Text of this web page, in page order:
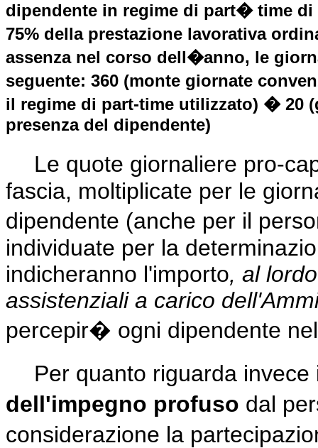
dipendente in regime di part� time
75% della prestazione lavorativa
assenza nel corso dell�anno, le
seguente: 360 (monte giornate
il regime di part-time utilizzato) � 20
presenza del dipendente)
Le quote giornaliere pro-
fascia, moltiplicate per le
dipendente (anche per il
individuate per la
indicheranno l'importo, al
assistenziali a carico
percepir� ogni dipendente
Per quanto riguarda
dell'impegno profuso dal
considerazione la